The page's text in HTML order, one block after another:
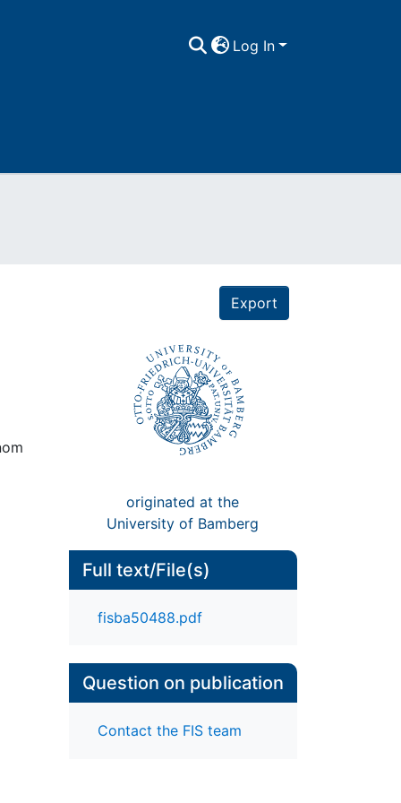
Log In
Export
originated at the
University of Bamberg
Full text/File(s)
fisba50488.pdf
Question on publication
Contact the FIS team